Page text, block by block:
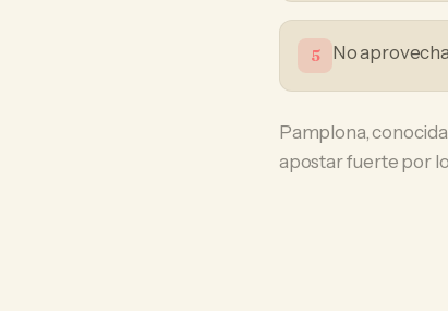
5 No
Pamplona,
apostar fuerte por